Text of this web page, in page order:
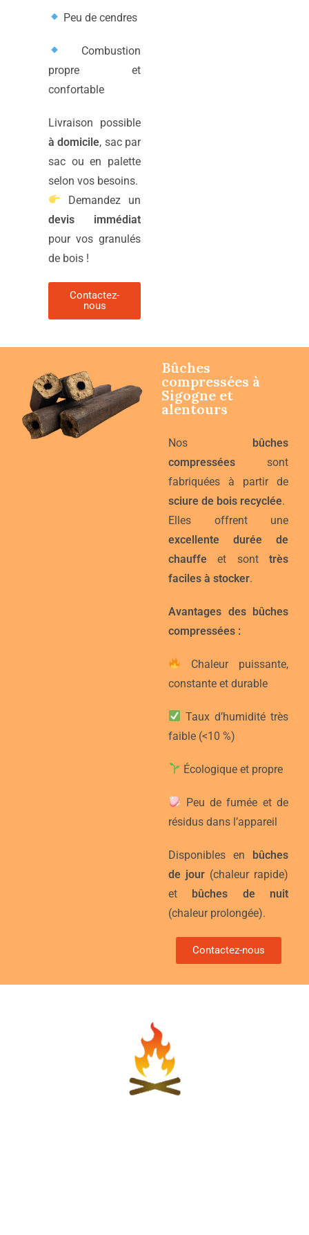
Peu de cendres
Combustion
propre et
confortable
Livraison possible
à domicile, sac par
sac ou en palette
selon vos besoins.
Demandez un
devis immédiat
pour vos granulés
de bois !
Contactez-
nous
Bûches
compressées à
Sigogne et
alentours
Nos bûches
compressées sont
fabriquées à partir de
sciure de bois recyclée.
Elles offrent une
excellente durée de
chauffe et sont très
faciles à stocker.
Avantages des bûches
compressées :
Chaleur puissante,
constante et durable
Taux d’humidité très
faible (<10 %)
Écologique et propre
Peu de fumée et de
résidus dans l’appareil
Disponibles en bûches
de jour (chaleur rapide)
et bûches de nuit
(chaleur prolongée).
Contactez-nous